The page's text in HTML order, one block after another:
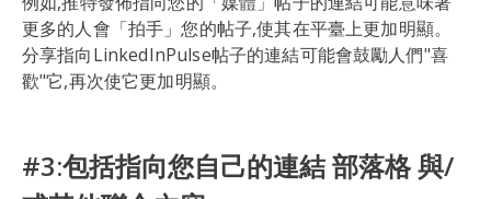
更多的人會「拍手」您的帖子,使其在平臺上更加明顯。
分享指向LinkedInPulse帖子的連結可能會鼓勵人們"喜
歡"它,再次使它更加明顯。
#3:包括指向您自己的連結 部落格 與/